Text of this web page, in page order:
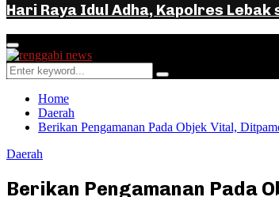
Hari Raya Idul Adha, Kapolres
Facebook
Instagram
Youtube
Whatsapp
Primary
Menu
Search
for:
Search
Home
Daerah
Berikan Pengamanan Pada Objek Vital,
Daerah
Berikan Pengamanan Pada